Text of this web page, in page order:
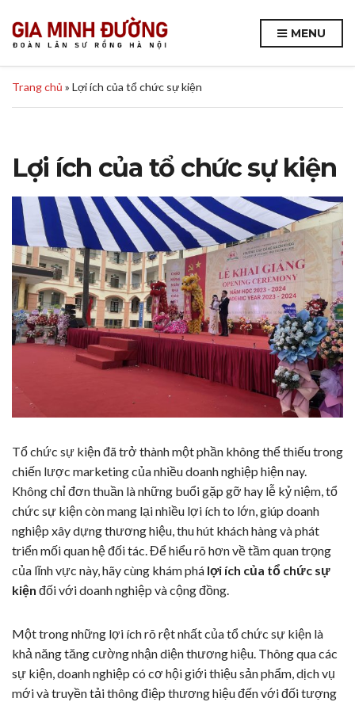
MENU
Trang chủ » Lợi ích của tổ chức sự kiện
Lợi ích của tổ chức sự kiện
Tổ chức sự kiện đã trở thành một phần không thể thiếu trong
chiến lược marketing của nhiều doanh nghiệp hiện nay.
Không chỉ đơn thuần là những buổi gặp gỡ hay lễ kỷ niệm, tổ
chức sự kiện còn mang lại nhiều lợi ích to lớn, giúp doanh
nghiệp xây dựng thương hiệu, thu hút khách hàng và phát
triển mối quan hệ đối tác. Để hiểu rõ hơn về tầm quan trọng
của lĩnh vực này, hãy cùng khám phá lợi ích của tổ chức sự
kiện đối với doanh nghiệp và cộng đồng.
Một trong những lợi ích rõ rệt nhất của tổ chức sự kiện là
khả năng tăng cường nhận diện thương hiệu. Thông qua các
sự kiện, doanh nghiệp có cơ hội giới thiệu sản phẩm, dịch vụ
mới và truyền tải thông điệp thương hiệu đến với đối tượng